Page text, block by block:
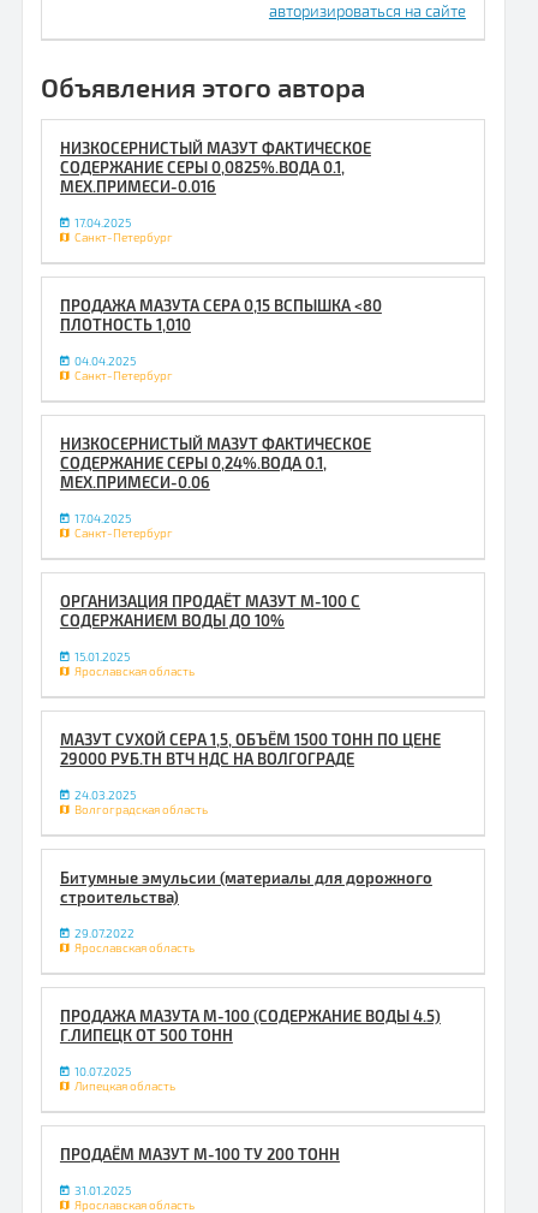
авторизироваться на сайте
Объявления этого автора
НИЗКОСЕРНИСТЫЙ МАЗУТ ФАКТИЧЕСКОЕ
СОДЕРЖАНИЕ СЕРЫ 0,0825%.ВОДА 0.1,
МЕХ.ПРИМЕСИ-0.016
17.04.2025
Санкт-Петербург
ПРОДАЖА МАЗУТА СЕРА 0,15 ВСПЫШКА <80
ПЛОТНОСТЬ 1,010
04.04.2025
Санкт-Петербург
НИЗКОСЕРНИСТЫЙ МАЗУТ ФАКТИЧЕСКОЕ
СОДЕРЖАНИЕ СЕРЫ 0,24%.ВОДА 0.1,
МЕХ.ПРИМЕСИ-0.06
17.04.2025
Санкт-Петербург
ОРГАНИЗАЦИЯ ПРОДАЁТ МАЗУТ М-100 С
СОДЕРЖАНИЕМ ВОДЫ ДО 10%
15.01.2025
Ярославская область
МАЗУТ СУХОЙ СЕРА 1,5, ОБЪЁМ 1500 ТОНН ПО ЦЕНЕ
29000 РУБ.ТН ВТЧ НДС НА ВОЛГОГРАДЕ
24.03.2025
Волгоградская область
Битумные эмульсии (материалы для дорожного
строительства)
29.07.2022
Ярославская область
ПРОДАЖА МАЗУТА М-100 (СОДЕРЖАНИЕ ВОДЫ 4.5)
Г.ЛИПЕЦК ОТ 500 ТОНН
10.07.2025
Липецкая область
ПРОДАЁМ МАЗУТ М-100 ТУ 200 ТОНН
31.01.2025
Ярославская область